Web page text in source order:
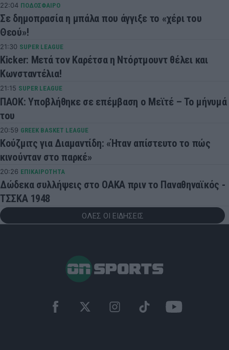
22:04 ΠΟΔΟΣΦΑΙΡΟ
Σε δημοπρασία η μπάλα που άγγιξε το «χέρι του
Θεού»!
21:30 SUPER LEAGUE
Kicker: Μετά τον Καρέτσα η Ντόρτμουντ θέλει και
Κωνσταντέλια!
21:15 SUPER LEAGUE
ΠΑΟΚ: Υποβλήθηκε σε επέμβαση ο Μεϊτέ – Το μήνυμά
του
20:59 GREEK BASKET LEAGUE
Κούζμιτς για Διαμαντίδη: «Ήταν απίστευτο το πώς
κινούνταν στο παρκέ»
20:26 ΕΠΙΚΑΙΡΟΤΗΤΑ
Δώδεκα συλλήψεις στο ΟΑΚΑ πριν το Παναθηναϊκός -
ΤΣΣΚΑ 1948
ΟΛΕΣ ΟΙ ΕΙΔΗΣΕΙΣ